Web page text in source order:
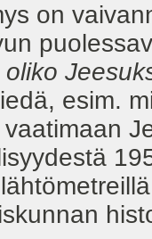
oliko
esim.